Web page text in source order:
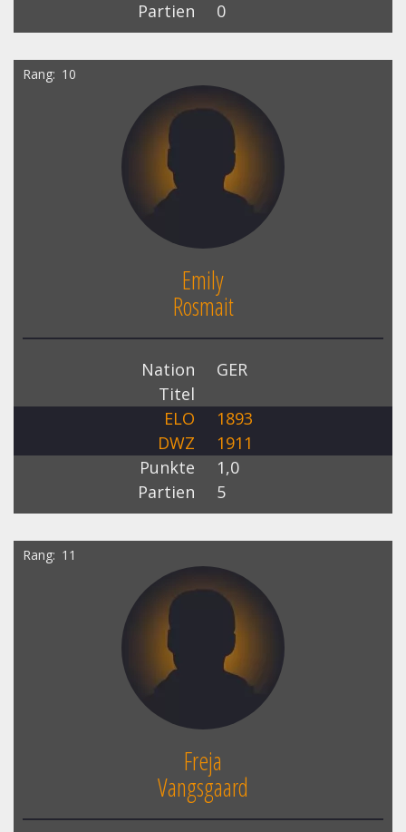
Partien
0
Rang 10
Emily
Rosmait
Nation
GER
Titel
ELO
1893
DWZ
1911
Punkte
1,0
Partien
5
Rang 11
Freja
Vangsgaard